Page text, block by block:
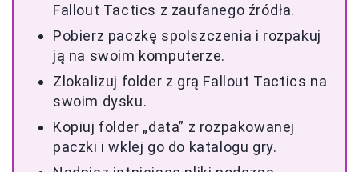
Fallout Tactics z zaufanego źródła.
Pobierz paczkę spolszczenia i rozpakuj
ją na swoim komputerze.
Zlokalizuj folder z grą Fallout Tactics na
swoim dysku.
Kopiuj folder „data” z rozpakowanej
paczki i wklej go do katalogu gry.